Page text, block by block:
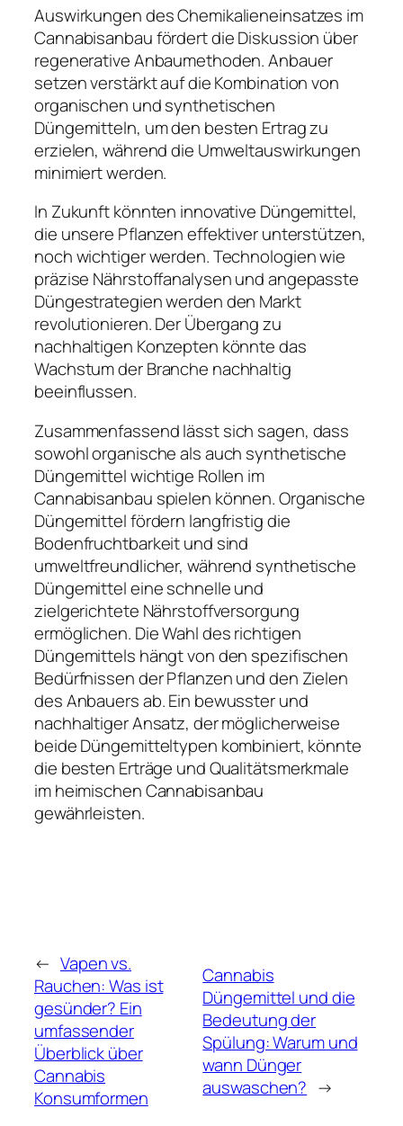
Auswirkungen des Chemikalieneinsatzes im
Cannabisanbau fördert die Diskussion über
regenerative Anbaumethoden. Anbauer
setzen verstärkt auf die Kombination von
organischen und synthetischen
Düngemitteln, um den besten Ertrag zu
erzielen, während die Umweltauswirkungen
minimiert werden.
In Zukunft könnten innovative Düngemittel,
die unsere Pflanzen effektiver unterstützen,
noch wichtiger werden. Technologien wie
präzise Nährstoffanalysen und angepasste
Düngestrategien werden den Markt
revolutionieren. Der Übergang zu
nachhaltigen Konzepten könnte das
Wachstum der Branche nachhaltig
beeinflussen.
Zusammenfassend lässt sich sagen, dass
sowohl organische als auch synthetische
Düngemittel wichtige Rollen im
Cannabisanbau spielen können. Organische
Düngemittel fördern langfristig die
Bodenfruchtbarkeit und sind
umweltfreundlicher, während synthetische
Düngemittel eine schnelle und
zielgerichtete Nährstoffversorgung
ermöglichen. Die Wahl des richtigen
Düngemittels hängt von den spezifischen
Bedürfnissen der Pflanzen und den Zielen
des Anbauers ab. Ein bewusster und
nachhaltiger Ansatz, der möglicherweise
beide Düngemitteltypen kombiniert, könnte
die besten Erträge und Qualitätsmerkmale
im heimischen Cannabisanbau
gewährleisten.
← Vapen vs.
Rauchen: Was ist
gesünder? Ein
umfassender
Überblick über
Cannabis
Konsumformen
Cannabis
Düngemittel und die
Bedeutung der
Spülung: Warum und
wann Dünger
auswaschen? →